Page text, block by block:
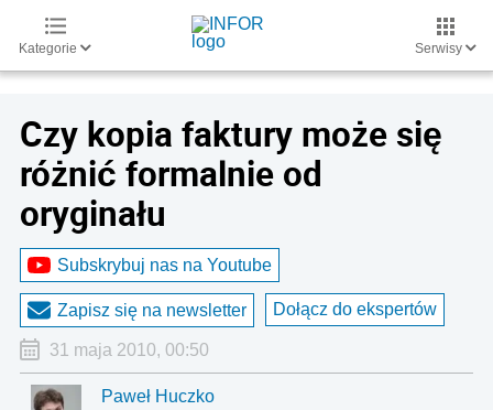
Kategorie Serwisy
Czy kopia faktury może się
różnić formalnie od
oryginału
Subskrybuj nas na Youtube
Zapisz się na newsletter Dołącz do ekspertów
31 maja 2010, 00:50
Paweł Huczko